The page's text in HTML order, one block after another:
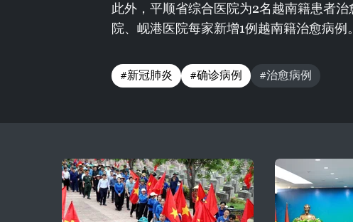
此外，平顺省综合医院为2名越南籍患者
院、岘港医院每家新增1例越南籍治愈病例
#新冠肺炎 #确诊病例 #治愈病例